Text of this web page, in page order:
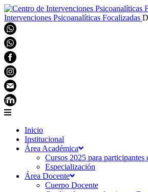
Intervenciones Psicoanalíticas Focalizadas
Inicio
Institucional
Área Académica
Cursos 2025 para participantes
Especialización
Área Docente
Cuerpo Docente